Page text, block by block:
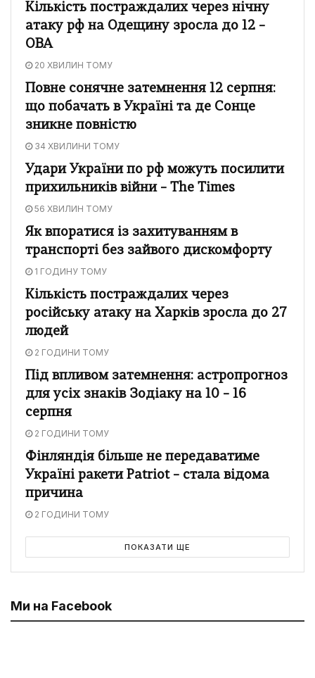
Кількість постраждалих через нічну
атаку рф на Одещину зросла до 12 –
ОВА
20 ХВИЛИН ТОМУ
Повне сонячне затемнення 12 серпня:
що побачать в Україні та де Сонце
зникне повністю
34 ХВИЛИНИ ТОМУ
Удари України по рф можуть посилити
прихильників війни – The Times
56 ХВИЛИН ТОМУ
Як впоратися із захитуванням в
транспорті без зайвого дискомфорту
1 ГОДИНУ ТОМУ
Кількість постраждалих через
російську атаку на Харків зросла до 27
людей
2 ГОДИНИ ТОМУ
Під впливом затемнення: астропрогноз
для усіх знаків Зодіаку на 10 – 16
серпня
2 ГОДИНИ ТОМУ
Фінляндія більше не передаватиме
Україні ракети Patriot – стала відома
причина
2 ГОДИНИ ТОМУ
ПОКАЗАТИ ЩЕ
Ми на Facebook